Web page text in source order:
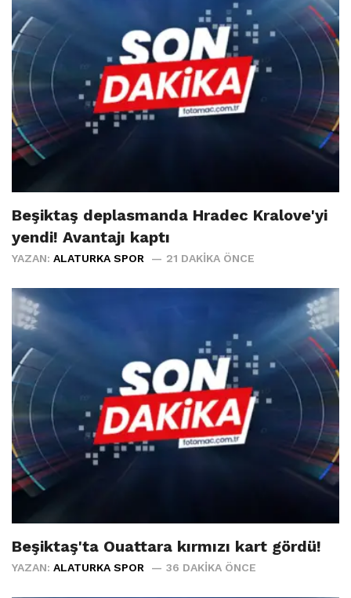
Beşiktaş deplasmanda Hradec Kralove'yi
yendi! Avantajı kaptı
YAZAN: ALATURKA SPOR 21 DAKIKA ÖNCE
Beşiktaş'ta Ouattara kırmızı kart gördü!
YAZAN: ALATURKA SPOR 36 DAKIKA ÖNCE